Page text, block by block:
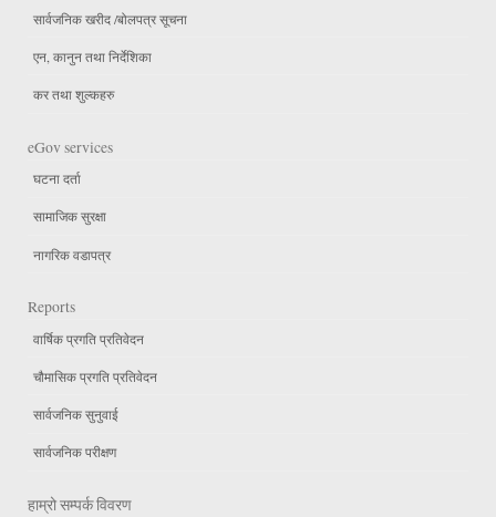
सार्वजनिक खरीद /बोलपत्र सूचना
एन, कानुन तथा निर्देशिका
कर तथा शुल्कहरु
eGov services
घटना दर्ता
सामाजिक सुरक्षा
नागरिक वडापत्र
Reports
वार्षिक प्रगति प्रतिवेदन
चौमासिक प्रगति प्रतिवेदन
सार्वजनिक सुनुवाई
सार्वजनिक परीक्षण
हाम्रो सम्पर्क विवरण